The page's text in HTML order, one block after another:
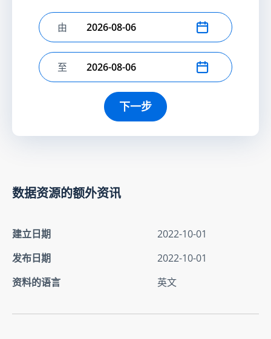
选择开始日期
由
选择结束日期
至
下一步
数据资源的额外资讯
建立日期
2022-10-01
发布日期
2022-10-01
资料的语言
英文